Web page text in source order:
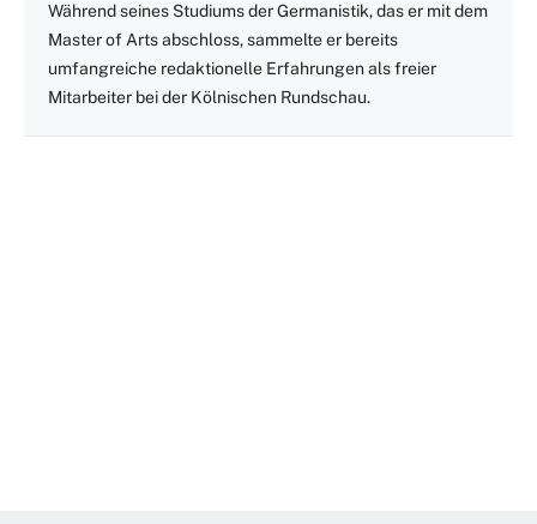
Während seines Studiums der Germanistik, das er mit dem
Master of Arts abschloss, sammelte er bereits
umfangreiche redaktionelle Erfahrungen als freier
Mitarbeiter bei der Kölnischen Rundschau.